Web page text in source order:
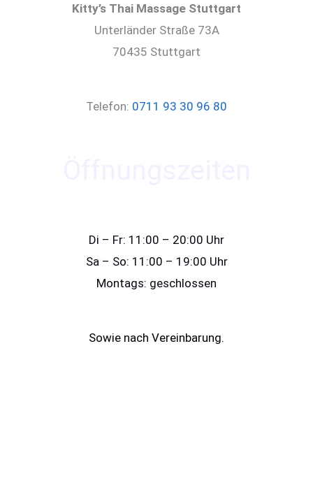
Kitty’s Thai Massage Stuttgart
Unterländer Straße 73A
70435 Stuttgart
Telefon: 0711 93 30 96 80
Di – Fr: 11:00 – 20:00 Uhr
Sa – So: 11:00 – 19:00 Uhr
Montags: geschlossen
Sowie nach Vereinbarung.